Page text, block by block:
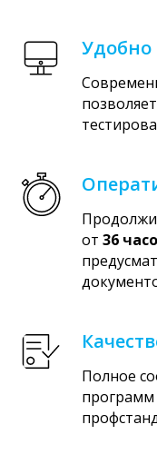
Удобно
от 36
Полное